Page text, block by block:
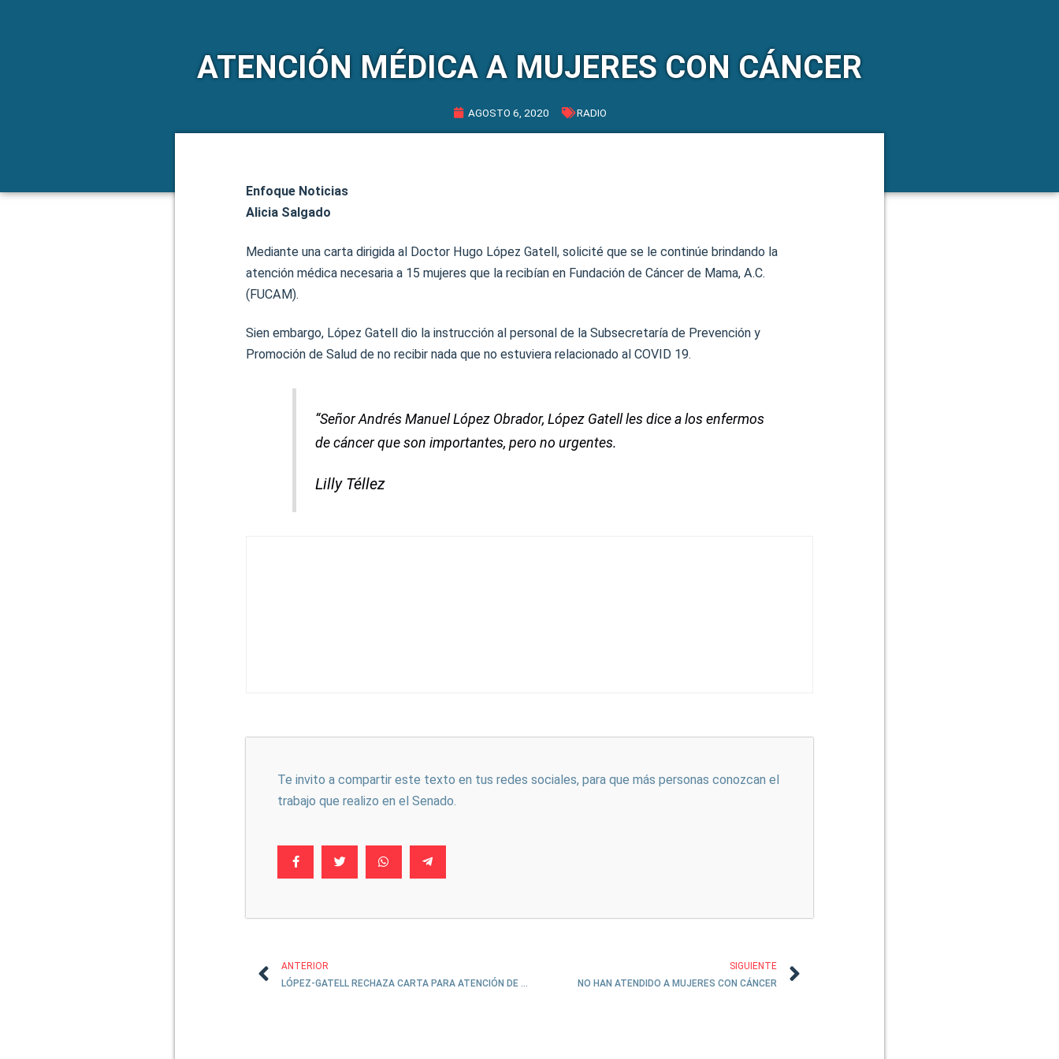
ATENCIÓN MÉDICA A MUJERES CON CÁNCER
AGOSTO 6, 2020 RADIO
Enfoque Noticias
Alicia Salgado
Mediante una carta dirigida al Doctor Hugo López Gatell, solicité que se le continúe brindando la
atención médica necesaria a 15 mujeres que la recibían en Fundación de Cáncer de Mama, A.C.
(FUCAM).
Sien embargo, López Gatell dio la instrucción al personal de la Subsecretaría de Prevención y
Promoción de Salud de no recibir nada que no estuviera relacionado al COVID 19.
“Señor Andrés Manuel López Obrador, López Gatell les dice a los enfermos
de cáncer que son importantes, pero no urgentes.
Lilly Téllez
Te invito a compartir este texto en tus redes sociales, para que más personas conozcan el
trabajo que realizo en el Senado.
ANTERIOR
LÓPEZ-GATELL RECHAZA CARTA PARA ATENCIÓN DE MUJERES CON CÁNCER
SIGUIENTE
NO HAN ATENDIDO A MUJERES CON CÁNCER